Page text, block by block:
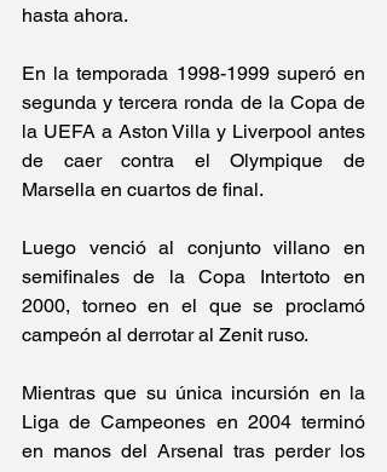
hasta ahora.
En la temporada 1998-1999 superó en
segunda y tercera ronda de la Copa de
la UEFA a Aston Villa y Liverpool antes
de caer contra el Olympique de
Marsella en cuartos de final.
Luego venció al conjunto villano en
semifinales de la Copa Intertoto en
2000, torneo en el que se proclamó
campeón al derrotar al Zenit ruso.
Mientras que su única incursión en la
Liga de Campeones en 2004 terminó
en manos del Arsenal tras perder los